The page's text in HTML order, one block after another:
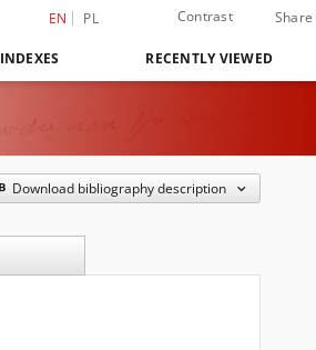
EN PL Contrast Share
INDEXES RECENTLY VIEWED
Download bibliography description